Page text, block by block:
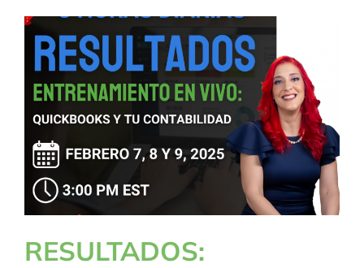
RESULTADOS: